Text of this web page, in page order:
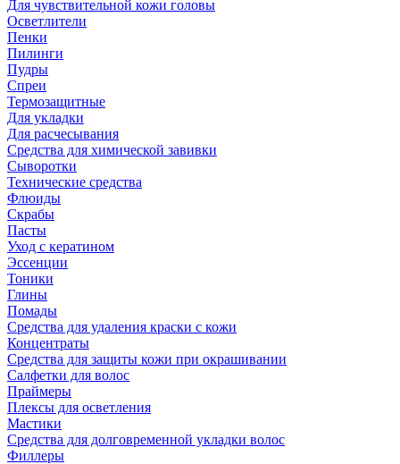
Для чувствительной кожи головы
Осветлители
Пенки
Пилинги
Пудры
Спреи
Термозащитные
Для укладки
Для расчесывания
Средства для химической завивки
Сыворотки
Технические средства
Флюиды
Скрабы
Пасты
Уход с кератином
Эссенции
Тоники
Глины
Помады
Средства для удаления краски с кожи
Концентраты
Средства для защиты кожи при окрашивании
Салфетки для волос
Праймеры
Плексы для осветления
Мастики
Средства для долговременной укладки волос
Филлеры